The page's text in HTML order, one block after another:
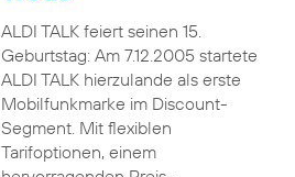
ALDI TALK feiert seinen 15.
Geburtstag: Am 7.12.2005 startete
ALDI TALK hierzulande als erste
Mobilfunkmarke im Discount-
Segment. Mit flexiblen
Tarifoptionen, einem